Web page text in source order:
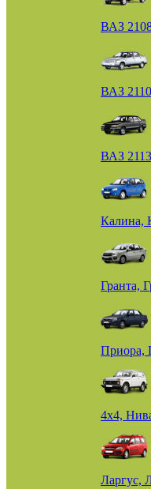
ВАЗ
ВАЗ
ВАЗ
Калина,
Гранта,
Приора,
4х4,
Ларгус,